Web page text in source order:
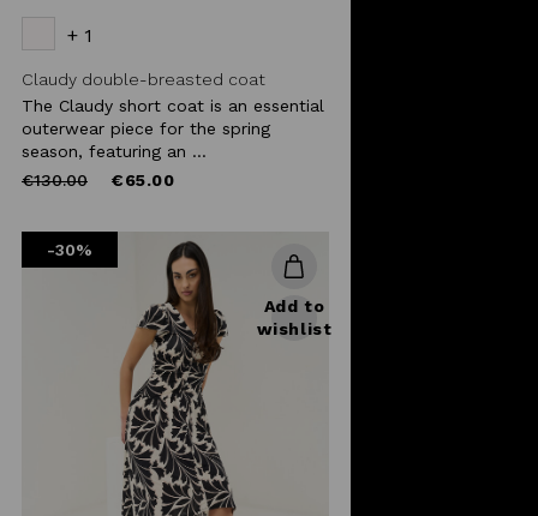
+ 1
Claudy double-breasted coat
The Claudy short coat is an essential
outerwear piece for the spring
season, featuring an ...
Price
€130.00to €65.00
-30%
Add to
wishlist